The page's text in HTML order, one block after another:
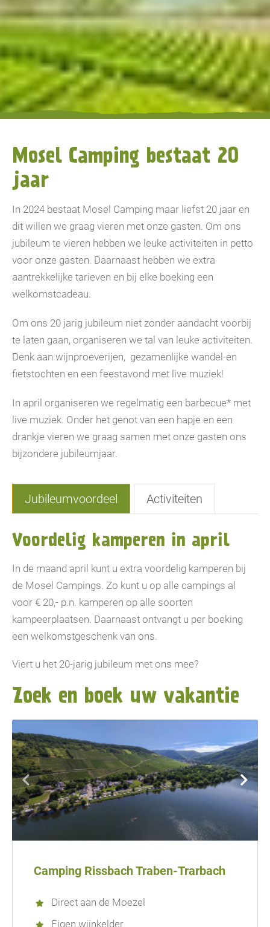
Mosel Camping bestaat 20
jaar
In 2024 bestaat Mosel Camping maar liefst 20 jaar en
dit willen we graag vieren met onze gasten. Om ons
jubileum te vieren hebben we leuke activiteiten in petto
voor onze gasten. Daarnaast hebben we extra
aantrekkelijke tarieven en bij elke boeking een
welkomstcadeau.
Om ons 20 jarig jubileum niet zonder aandacht voorbij
te laten gaan, organiseren we tal van leuke activiteiten.
Denk aan wijnproeverijen, gezamenlijke wandel-en
fietstochten en een feestavond met live muziek!
In april organiseren we regelmatig een barbecue* met
live muziek. Onder het genot van een hapje en een
drankje vieren we graag samen met onze gasten ons
bijzondere jubileumjaar.
Jubileumvoordeel Activiteiten
Voordelig kamperen in april
In de maand april kunt u extra voordelig kamperen bij
de Mosel Campings. Zo kunt u op alle campings al
voor € 20,- p.n. kamperen op alle soorten
kampeerplaatsen. Daarnaast ontvangt u per boeking
een welkomstgeschenk van ons.
Viert u het 20-jarig jubileum met ons mee?
Zoek en boek uw vakantie
Camping Rissbach Traben-Trarbach
Direct aan de Moezel
Eigen wijnkelder